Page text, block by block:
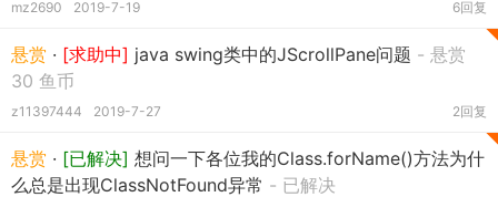
mz2690 2019-7-19 6回复
悬赏 · [求助中] java swing类中的JScrollPane问题 - 悬赏
30 鱼币
z11397444 2019-7-27 2回复
悬赏 · [已解决] 想问一下各位我的Class.forName()方法为什
么总是出现ClassNotFound异常 - 已解决